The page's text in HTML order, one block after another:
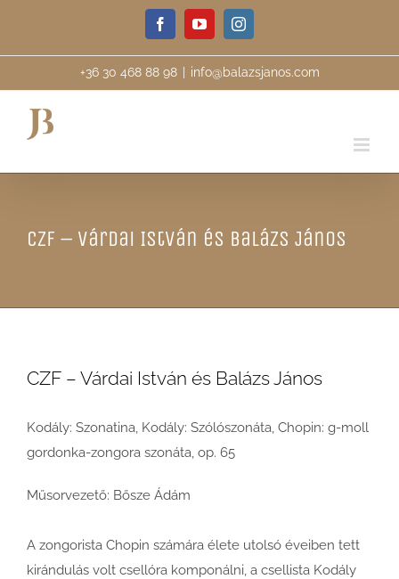
content
FacebookYouTubeInstagram
+36 30 468 88 98 info@balazsjanos.com
CZF – Várdai István és Balázs János
CZF – Várdai István és Balázs János
Kodály: Szonatina, Kodály: Szólószonáta, Chopin: g-moll
gordonka-zongora szonáta, op. 65
Műsorvezető: Bősze Ádám
A zongorista Chopin számára élete utolsó éveiben tett
kirándulás volt csellóra komponálni, a csellista Kodály